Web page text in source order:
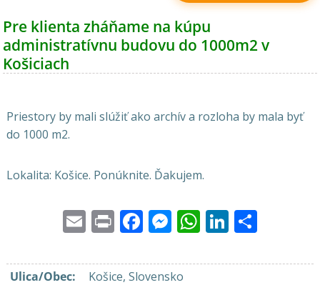
Pre klienta zháňame na kúpu
administratívnu budovu do 1000m2 v
Košiciach
Priestory by mali slúžiť ako archív a rozloha by mala byť
do 1000 m2.
Lokalita: Košice. Ponúknite. Ďakujem.
EmailPrintFacebook
Messenger
WhatsApp
LinkedIn
Ulica/Obec:
Košice, Slovensko